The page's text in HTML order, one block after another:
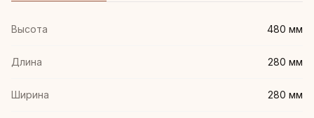
Высота 480 мм
Длина 280 мм
Ширина 280 мм